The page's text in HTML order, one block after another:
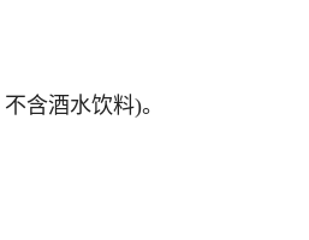
含酒水饮料)。